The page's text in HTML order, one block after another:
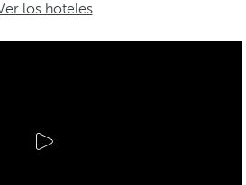
los hoteles